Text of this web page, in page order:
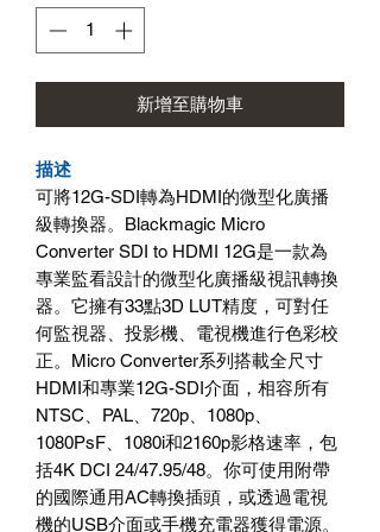
新增至購物車
描述
可將12G-SDI轉為HDMI的微型化廣播
級轉換器。Blackmagic Micro
Converter SDI to HDMI 12G是一款為
專業監看設計的微型化廣播級視訊轉換
器。它擁有33點3D LUT精度，可對任
何監視器、投影機、電視機進行色彩校
正。Micro Converter系列搭載全尺寸
HDMI和專業12G-SDI介面，相容所有
NTSC、PAL、720p、1080p、
1080PsF、1080i和2160p影格速率，包
括4K DCI 24/47.95/48。你可使用附帶
的國際通用AC轉換插頭，或透過電視
機的USB介面或手機充電器獲得電源。